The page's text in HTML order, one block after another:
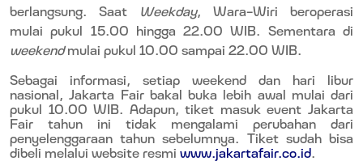
berlangsung. Saat Weekday, Wara-Wiri beroperasi
mulai pukul 15.00 hingga 22.00 WIB. Sementara di
weekendmulai pukul 10.00 sampai 22.00 WIB.
Sebagai informasi, setiap weekend
dan hari libur
nasional, Jakarta Fair bakal buka lebih awal mulai dari
pukul 10.00 WIB. Adapun, tiket masuk event Jakarta
Fair tahun ini tidak mengalami perubahan dari
penyelenggaraan tahun sebelumnya. Tiket sudah bisa
dibeli melalui website resmi www.jakartafair.co.id